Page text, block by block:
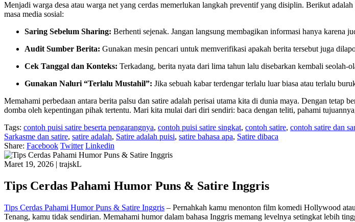
Menjadi warga desa atau warga net yang cerdas memerlukan langkah preventif yang disiplin. Berikut
masa media sosial:
Saring Sebelum Sharing: Berhenti sejenak. Jangan langsung membagikan informasi hanya karena
Audit Sumber Berita: Gunakan mesin pencari untuk memverifikasi apakah berita tersebut juga
Cek Tanggal dan Konteks: Terkadang, berita nyata dari lima tahun lalu disebarkan kembali seolah-
Gunakan Naluri “Terlalu Mustahil”: Jika sebuah kabar terdengar terlalu luar biasa atau terlalu
Memahami perbedaan antara berita palsu dan satire adalah perisai utama kita di dunia maya. Dengan
domba oleh kepentingan pihak tertentu. Mari kita mulai dari diri sendiri: baca dengan teliti, pahami
Tags: contoh puisi satire beserta pengarangnya, contoh puisi satire singkat, contoh satire, contoh satire dan
Sarkasme dan satire, satire adalah, Satire adalah puisi, satire bahasa apa, Satire dibaca
Share: Facebook Twitter Linkedin
Maret 19, 2026 | trajskL
Tips Cerdas Pahami Humor Puns & Satire Inggris
Tips Cerdas Pahami Humor Puns & Satire Inggris – Pernahkah kamu menonton film komedi Hollywood atau
Tenang, kamu tidak sendirian. Memahami humor dalam bahasa Inggris memang levelnya setingkat lebih